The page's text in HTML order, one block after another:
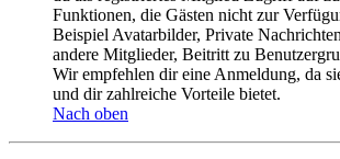
Funktionen, die Gästen nicht zur
Beispiel Avatarbilder, Private
andere Mitglieder, Beitritt zu
Wir empfehlen dir eine Anmeldung, da
und dir zahlreiche Vorteile bietet.
Nach oben